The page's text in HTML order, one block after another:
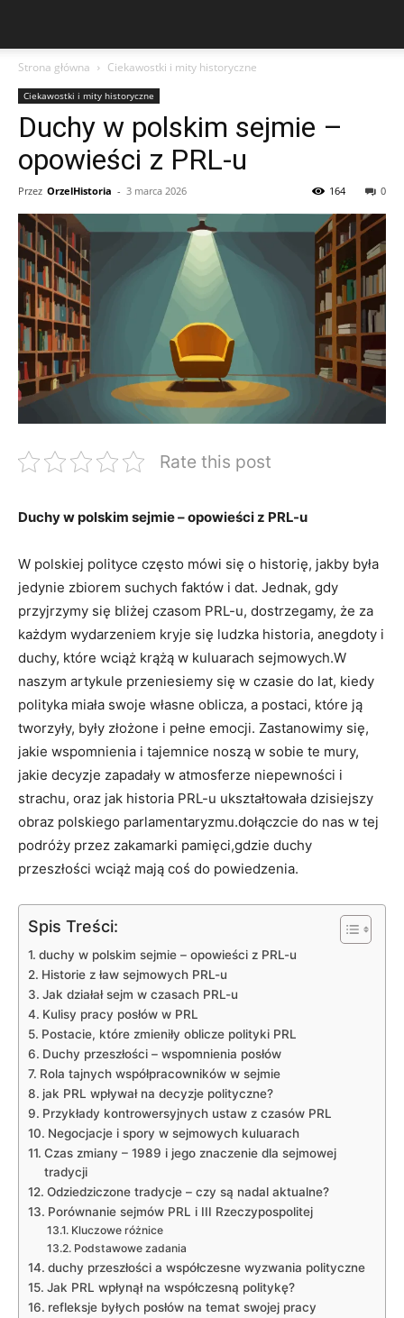
Strona główna Ciekawostki i mity historyczne
Ciekawostki i mity historyczne
Duchy w polskim sejmie –
opowieści z PRL-u
Przez OrzelHistoria - 3 marca 2026 0
164
Rate this post
Duchy w polskim sejmie – opowieści z PRL-u
W polskiej polityce często mówi się o historię, jakby była
jedynie zbiorem suchych faktów i dat. Jednak, gdy
przyjrzymy się bliżej czasom PRL-u, dostrzegamy, że za
każdym wydarzeniem kryje się ludzka historia, anegdoty i
duchy, które wciąż krążą w kuluarach sejmowych.W
naszym artykule przeniesiemy się w czasie do lat, kiedy
polityka miała swoje własne oblicza, a postaci, które ją
tworzyły, były złożone i pełne emocji. Zastanowimy się,
jakie wspomnienia i tajemnice noszą w sobie te mury,
jakie decyzje zapadały w atmosferze niepewności i
strachu, oraz jak historia PRL-u ukształtowała dzisiejszy
obraz polskiego parlamentaryzmu.dołączcie do nas w tej
podróży przez zakamarki pamięci,gdzie duchy
przeszłości wciąż mają coś do powiedzenia.
Spis Treści:
duchy w polskim sejmie – opowieści z PRL-u
Historie z ław sejmowych PRL-u
Jak działał sejm w czasach PRL-u
Kulisy pracy posłów w PRL
Postacie, które zmieniły oblicze polityki PRL
Duchy przeszłości – wspomnienia posłów
Rola tajnych współpracowników w sejmie
jak PRL wpływał na decyzje polityczne?
Przykłady kontrowersyjnych ustaw z czasów PRL
Negocjacje i spory w sejmowych kuluarach
Czas zmiany – 1989 i jego znaczenie dla sejmowej
tradycji
Odziedziczone tradycje – czy są nadal aktualne?
Porównanie sejmów PRL i III Rzeczypospolitej
Kluczowe różnice
Podstawowe zadania
duchy przeszłości a współczesne wyzwania polityczne
Jak PRL wpłynął na współczesną politykę?
refleksje byłych posłów na temat swojej pracy